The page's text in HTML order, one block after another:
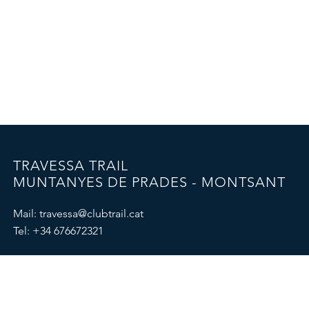
TRAVESSA TRAIL
MUNTANYES DE PRADES - MONTSANT
Mail: travessa@clubtrail.cat
Tel: +34 676672321